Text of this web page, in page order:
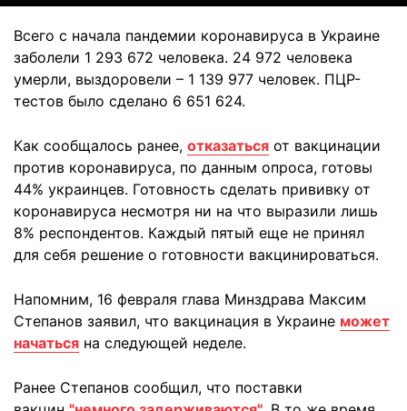
Всего с начала пандемии коронавируса в Украине
заболели 1 293 672 человека. 24 972 человека
умерли, выздоровели – 1 139 977 человек. ПЦР-
тестов было сделано 6 651 624.
Как сообщалось ранее, отказаться от вакцинации
против коронавируса, по данным опроса, готовы
44% украинцев. Готовность сделать прививку от
коронавируса несмотря ни на что выразили лишь
8% респондентов. Каждый пятый еще не принял
для себя решение о готовности вакцинироваться.
Напомним, 16 февраля глава Минздрава Максим
Степанов заявил, что вакцинация в Украине может
начаться на следующей неделе.
Ранее Степанов сообщил, что поставки